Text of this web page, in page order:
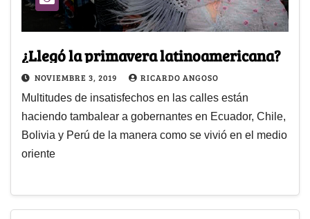
¿Llegó la primavera latinoamericana?
NOVIEMBRE 3, 2019 RICARDO ANGOSO
Multitudes de insatisfechos en las calles están
haciendo tambalear a gobernantes en Ecuador, Chile,
Bolivia y Perú de la manera como se vivió en el medio
oriente